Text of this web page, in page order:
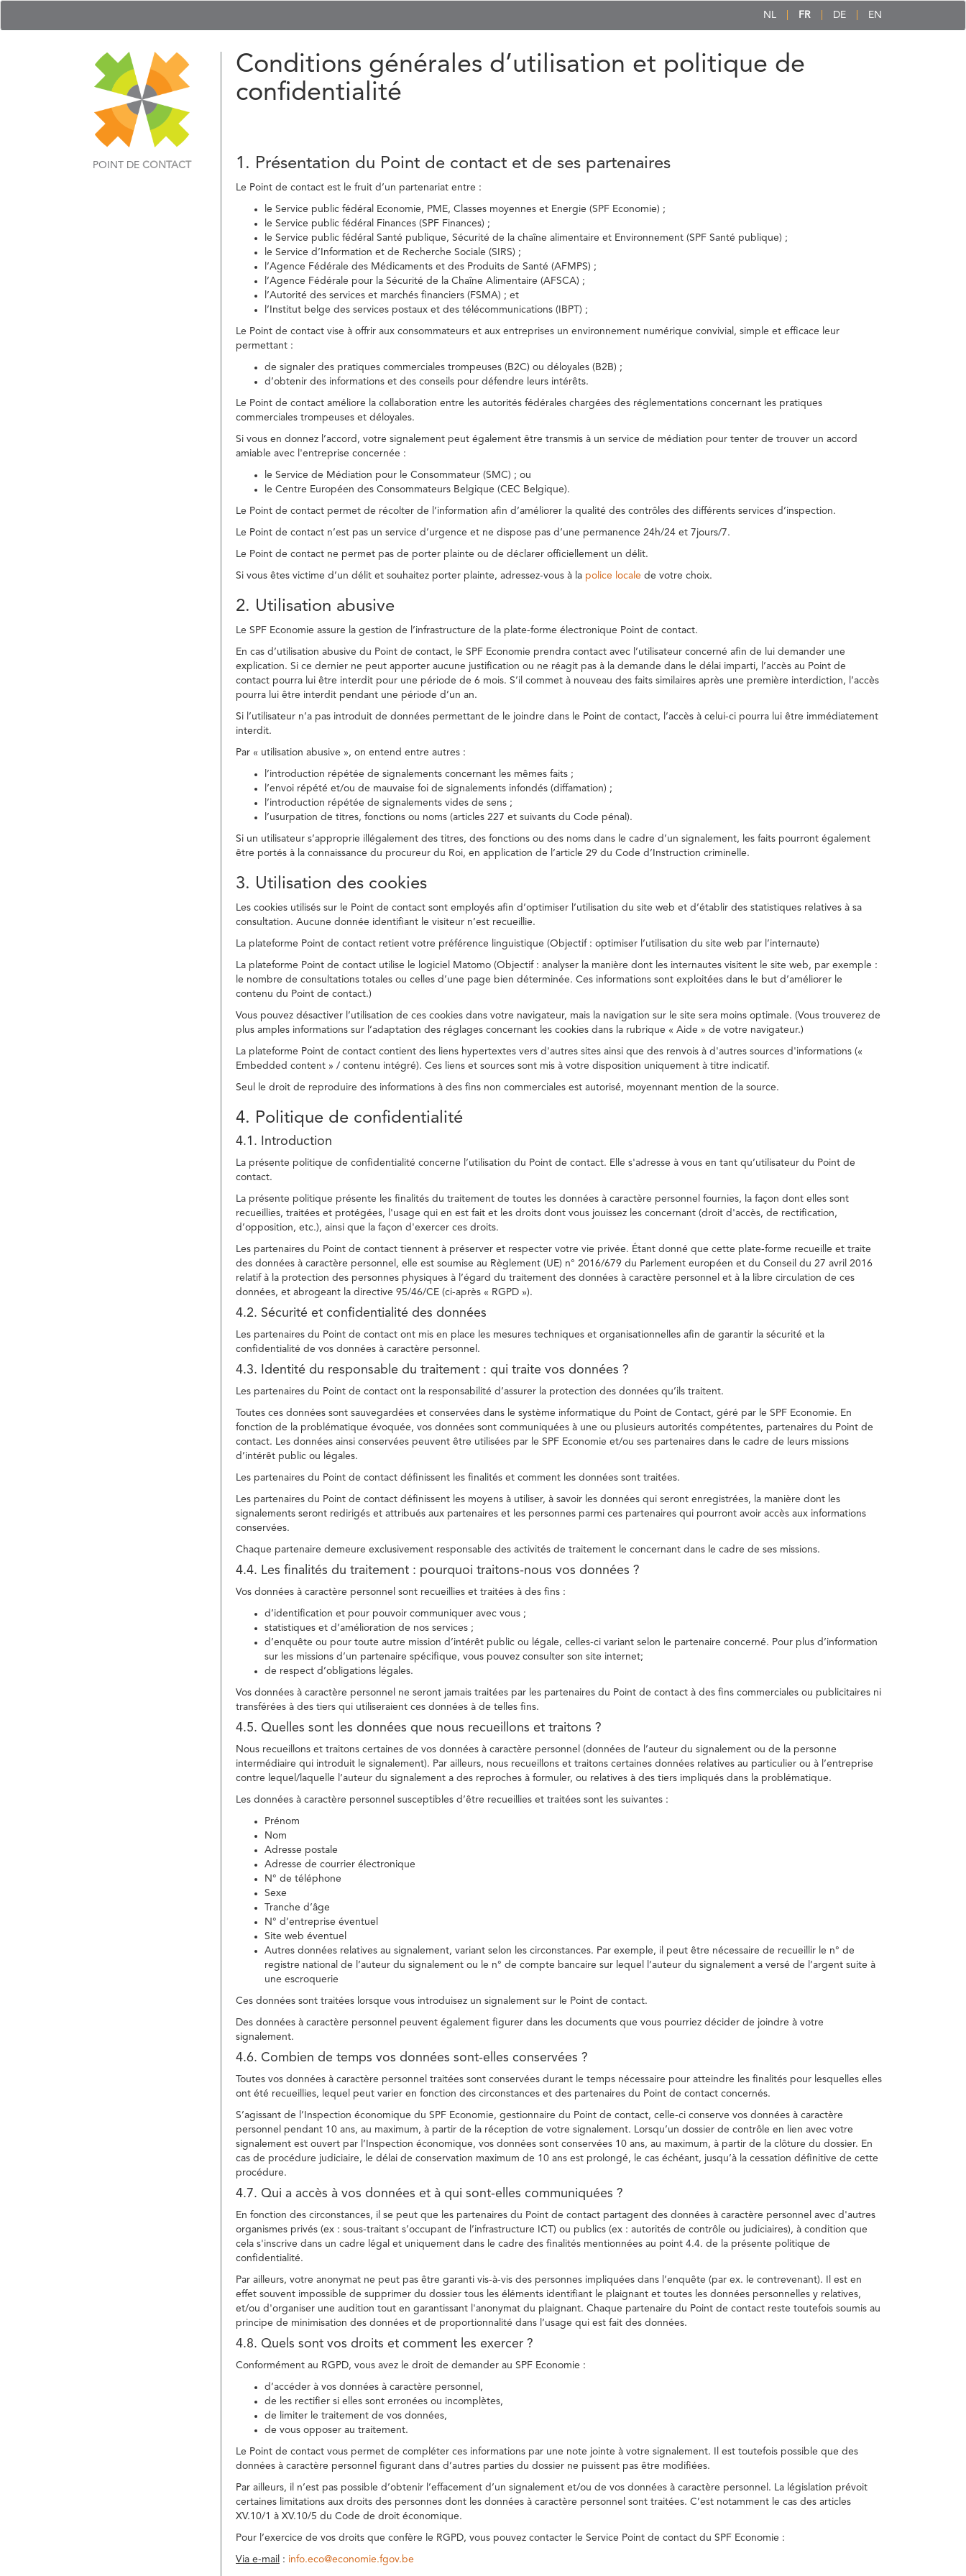
NL FR DE EN
POINT DE CONTACT
Conditions générales d’utilisation et politique de
confidentialité
1. Présentation du Point de contact et de ses partenaires
Le Point de contact est le fruit d’un partenariat entre :
le Service public fédéral Economie, PME, Classes moyennes et Energie (SPF Economie) ;
le Service public fédéral Finances (SPF Finances) ;
le Service public fédéral Santé publique, Sécurité de la chaîne alimentaire et Environnement (SPF Santé publique) ;
le Service d’Information et de Recherche Sociale (SIRS) ;
l’Agence Fédérale des Médicaments et des Produits de Santé (AFMPS) ;
l’Agence Fédérale pour la Sécurité de la Chaîne Alimentaire (AFSCA) ;
l’Autorité des services et marchés financiers (FSMA) ; et
l’Institut belge des services postaux et des télécommunications (IBPT) ;
Le Point de contact vise à offrir aux consommateurs et aux entreprises un environnement numérique convivial, simple et efficace leur
permettant :
de signaler des pratiques commerciales trompeuses (B2C) ou déloyales (B2B) ;
d’obtenir des informations et des conseils pour défendre leurs intérêts.
Le Point de contact améliore la collaboration entre les autorités fédérales chargées des réglementations concernant les pratiques
commerciales trompeuses et déloyales.
Si vous en donnez l’accord, votre signalement peut également être transmis à un service de médiation pour tenter de trouver un accord
amiable avec l'entreprise concernée :
le Service de Médiation pour le Consommateur (SMC) ; ou
le Centre Européen des Consommateurs Belgique (CEC Belgique).
Le Point de contact permet de récolter de l’information afin d’améliorer la qualité des contrôles des différents services d’inspection.
Le Point de contact n’est pas un service d’urgence et ne dispose pas d’une permanence 24h/24 et 7jours/7.
Le Point de contact ne permet pas de porter plainte ou de déclarer officiellement un délit.
Si vous êtes victime d’un délit et souhaitez porter plainte, adressez-vous à la police locale de votre choix.
2. Utilisation abusive
Le SPF Economie assure la gestion de l’infrastructure de la plate-forme électronique Point de contact.
En cas d’utilisation abusive du Point de contact, le SPF Economie prendra contact avec l’utilisateur concerné afin de lui demander une
explication. Si ce dernier ne peut apporter aucune justification ou ne réagit pas à la demande dans le délai imparti, l’accès au Point de
contact pourra lui être interdit pour une période de 6 mois. S’il commet à nouveau des faits similaires après une première interdiction, l’accès
pourra lui être interdit pendant une période d’un an.
Si l’utilisateur n’a pas introduit de données permettant de le joindre dans le Point de contact, l’accès à celui-ci pourra lui être immédiatement
interdit.
Par « utilisation abusive », on entend entre autres :
l’introduction répétée de signalements concernant les mêmes faits ;
l’envoi répété et/ou de mauvaise foi de signalements infondés (diffamation) ;
l’introduction répétée de signalements vides de sens ;
l’usurpation de titres, fonctions ou noms (articles 227 et suivants du Code pénal).
Si un utilisateur s’approprie illégalement des titres, des fonctions ou des noms dans le cadre d’un signalement, les faits pourront également
être portés à la connaissance du procureur du Roi, en application de l’article 29 du Code d’Instruction criminelle.
3. Utilisation des cookies
Les cookies utilisés sur le Point de contact sont employés afin d’optimiser l’utilisation du site web et d’établir des statistiques relatives à sa
consultation. Aucune donnée identifiant le visiteur n’est recueillie.
La plateforme Point de contact retient votre préférence linguistique (Objectif : optimiser l’utilisation du site web par l’internaute)
La plateforme Point de contact utilise le logiciel Matomo (Objectif : analyser la manière dont les internautes visitent le site web, par exemple :
le nombre de consultations totales ou celles d’une page bien déterminée. Ces informations sont exploitées dans le but d’améliorer le
contenu du Point de contact.)
Vous pouvez désactiver l’utilisation de ces cookies dans votre navigateur, mais la navigation sur le site sera moins optimale. (Vous trouverez de
plus amples informations sur l’adaptation des réglages concernant les cookies dans la rubrique « Aide » de votre navigateur.)
La plateforme Point de contact contient des liens hypertextes vers d'autres sites ainsi que des renvois à d'autres sources d'informations («
Embedded content » / contenu intégré). Ces liens et sources sont mis à votre disposition uniquement à titre indicatif.
Seul le droit de reproduire des informations à des fins non commerciales est autorisé, moyennant mention de la source.
4. Politique de confidentialité
4.1. Introduction
La présente politique de confidentialité concerne l’utilisation du Point de contact. Elle s'adresse à vous en tant qu’utilisateur du Point de
contact.
La présente politique présente les finalités du traitement de toutes les données à caractère personnel fournies, la façon dont elles sont
recueillies, traitées et protégées, l'usage qui en est fait et les droits dont vous jouissez les concernant (droit d'accès, de rectification,
d’opposition, etc.), ainsi que la façon d'exercer ces droits.
Les partenaires du Point de contact tiennent à préserver et respecter votre vie privée. Étant donné que cette plate-forme recueille et traite
des données à caractère personnel, elle est soumise au Règlement (UE) n° 2016/679 du Parlement européen et du Conseil du 27 avril 2016
relatif à la protection des personnes physiques à l’égard du traitement des données à caractère personnel et à la libre circulation de ces
données, et abrogeant la directive 95/46/CE (ci-après « RGPD »).
4.2. Sécurité et confidentialité des données
Les partenaires du Point de contact ont mis en place les mesures techniques et organisationnelles afin de garantir la sécurité et la
confidentialité de vos données à caractère personnel.
4.3. Identité du responsable du traitement : qui traite vos données ?
Les partenaires du Point de contact ont la responsabilité d’assurer la protection des données qu’ils traitent.
Toutes ces données sont sauvegardées et conservées dans le système informatique du Point de Contact, géré par le SPF Economie. En
fonction de la problématique évoquée, vos données sont communiquées à une ou plusieurs autorités compétentes, partenaires du Point de
contact. Les données ainsi conservées peuvent être utilisées par le SPF Economie et/ou ses partenaires dans le cadre de leurs missions
d’intérêt public ou légales.
Les partenaires du Point de contact définissent les finalités et comment les données sont traitées.
Les partenaires du Point de contact définissent les moyens à utiliser, à savoir les données qui seront enregistrées, la manière dont les
signalements seront redirigés et attribués aux partenaires et les personnes parmi ces partenaires qui pourront avoir accès aux informations
conservées.
Chaque partenaire demeure exclusivement responsable des activités de traitement le concernant dans le cadre de ses missions.
4.4. Les finalités du traitement : pourquoi traitons-nous vos données ?
Vos données à caractère personnel sont recueillies et traitées à des fins :
d’identification et pour pouvoir communiquer avec vous ;
statistiques et d’amélioration de nos services ;
d’enquête ou pour toute autre mission d’intérêt public ou légale, celles-ci variant selon le partenaire concerné. Pour plus d’information
sur les missions d’un partenaire spécifique, vous pouvez consulter son site internet;
de respect d’obligations légales.
Vos données à caractère personnel ne seront jamais traitées par les partenaires du Point de contact à des fins commerciales ou publicitaires ni
transférées à des tiers qui utiliseraient ces données à de telles fins.
4.5. Quelles sont les données que nous recueillons et traitons ?
Nous recueillons et traitons certaines de vos données à caractère personnel (données de l’auteur du signalement ou de la personne
intermédiaire qui introduit le signalement). Par ailleurs, nous recueillons et traitons certaines données relatives au particulier ou à l’entreprise
contre lequel/laquelle l’auteur du signalement a des reproches à formuler, ou relatives à des tiers impliqués dans la problématique.
Les données à caractère personnel susceptibles d’être recueillies et traitées sont les suivantes :
Prénom
Nom
Adresse postale
Adresse de courrier électronique
N° de téléphone
Sexe
Tranche d’âge
N° d’entreprise éventuel
Site web éventuel
Autres données relatives au signalement, variant selon les circonstances. Par exemple, il peut être nécessaire de recueillir le n° de
registre national de l’auteur du signalement ou le n° de compte bancaire sur lequel l’auteur du signalement a versé de l’argent suite à
une escroquerie
Ces données sont traitées lorsque vous introduisez un signalement sur le Point de contact.
Des données à caractère personnel peuvent également figurer dans les documents que vous pourriez décider de joindre à votre
signalement.
4.6. Combien de temps vos données sont-elles conservées ?
Toutes vos données à caractère personnel traitées sont conservées durant le temps nécessaire pour atteindre les finalités pour lesquelles elles
ont été recueillies, lequel peut varier en fonction des circonstances et des partenaires du Point de contact concernés.
S’agissant de l’Inspection économique du SPF Economie, gestionnaire du Point de contact, celle-ci conserve vos données à caractère
personnel pendant 10 ans, au maximum, à partir de la réception de votre signalement. Lorsqu’un dossier de contrôle en lien avec votre
signalement est ouvert par l’Inspection économique, vos données sont conservées 10 ans, au maximum, à partir de la clôture du dossier. En
cas de procédure judiciaire, le délai de conservation maximum de 10 ans est prolongé, le cas échéant, jusqu’à la cessation définitive de cette
procédure.
4.7. Qui a accès à vos données et à qui sont-elles communiquées ?
En fonction des circonstances, il se peut que les partenaires du Point de contact partagent des données à caractère personnel avec d'autres
organismes privés (ex : sous-traitant s’occupant de l’infrastructure ICT) ou publics (ex : autorités de contrôle ou judiciaires), à condition que
cela s'inscrive dans un cadre légal et uniquement dans le cadre des finalités mentionnées au point 4.4. de la présente politique de
confidentialité.
Par ailleurs, votre anonymat ne peut pas être garanti vis-à-vis des personnes impliquées dans l’enquête (par ex. le contrevenant). Il est en
effet souvent impossible de supprimer du dossier tous les éléments identifiant le plaignant et toutes les données personnelles y relatives,
et/ou d'organiser une audition tout en garantissant l'anonymat du plaignant. Chaque partenaire du Point de contact reste toutefois soumis au
principe de minimisation des données et de proportionnalité dans l’usage qui est fait des données.
4.8. Quels sont vos droits et comment les exercer ?
Conformément au RGPD, vous avez le droit de demander au SPF Economie :
d’accéder à vos données à caractère personnel,
de les rectifier si elles sont erronées ou incomplètes,
de limiter le traitement de vos données,
de vous opposer au traitement.
Le Point de contact vous permet de compléter ces informations par une note jointe à votre signalement. Il est toutefois possible que des
données à caractère personnel figurant dans d’autres parties du dossier ne puissent pas être modifiées.
Par ailleurs, il n’est pas possible d’obtenir l’effacement d’un signalement et/ou de vos données à caractère personnel. La législation prévoit
certaines limitations aux droits des personnes dont les données à caractère personnel sont traitées. C’est notamment le cas des articles
XV.10/1 à XV.10/5 du Code de droit économique.
Pour l’exercice de vos droits que confère le RGPD, vous pouvez contacter le Service Point de contact du SPF Economie :
Via e-mail : info.eco@economie.fgov.be